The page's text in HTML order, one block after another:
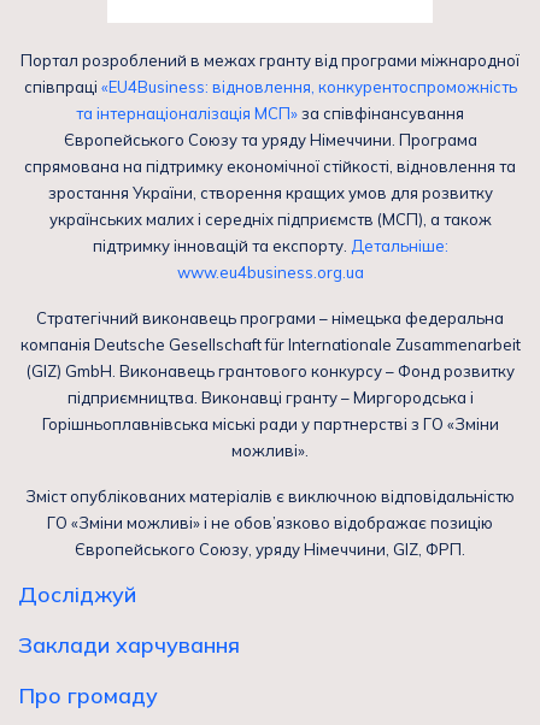
Портал розроблений в межах гранту від програми міжнародної
співпраці «EU4Business: відновлення, конкурентоспроможність
та інтернаціоналізація МСП»за співфінансування
Європейського Союзу та уряду Німеччини. Програма
спрямована на підтримку економічної стійкості, відновлення та
зростання України, створення кращих умов для розвитку
українських малих і середніх підприємств (МСП), а також
підтримку інновацій та експорту. Детальніше:
www.eu4business.org.ua
Стратегічний виконавець програми – німецька федеральна
компанія Deutsche Gesellschaft für Internationale Zusammenarbeit
(GIZ) GmbH. Виконавець грантового конкурсу – Фонд розвитку
підприємництва. Виконавці гранту – Миргородська і
Горішньоплавнівська міські ради у партнерстві з ГО «Зміни
можливі».
Зміст опублікованих матеріалів є виключною відповідальністю
ГО «Зміни можливі» і не обов’язково відображає позицію
Європейського Союзу, уряду Німеччини, GIZ, ФРП.
Досліджуй
Заклади харчування
Про громаду